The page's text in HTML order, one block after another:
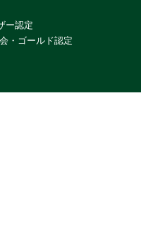
ー認定
・ゴールド認定